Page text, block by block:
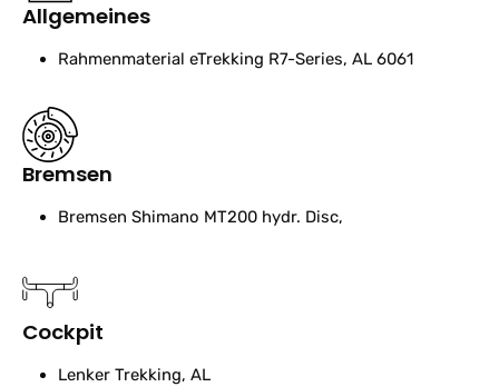
Allgemeines
Rahmenmaterial eTrekking R7-Series, AL 6061
Bremsen
Bremsen Shimano MT200 hydr. Disc,
Cockpit
Lenker Trekking, AL